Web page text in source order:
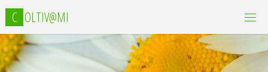
C OL TIV@MI